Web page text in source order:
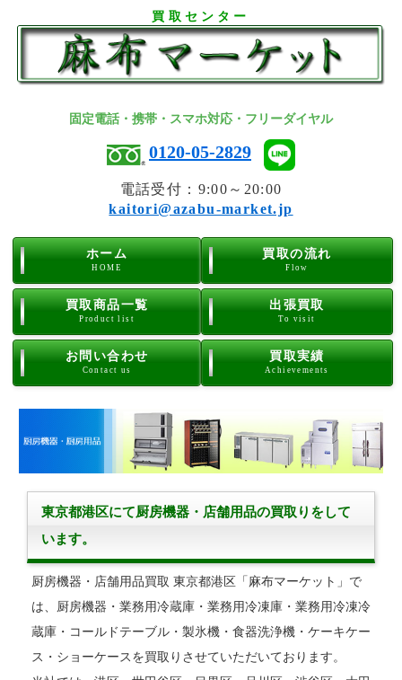
買取センター
固定電話・携帯・スマホ対応・フリーダイヤル
0120-05-2829
電話受付：9:00～20:00
kaitori@azabu-market.jp
ホーム
HOME
買取の流れ
Flow
買取商品一覧
Product list
出張買取
To visit
お問い合わせ
Contact us
買取実績
Achievements
東京都港区にて厨房機器・店舗用品の買取りをして
います。
厨房機器・店舗用品買取 東京都港区「麻布マーケット」で
は、厨房機器・業務用冷蔵庫・業務用冷凍庫・業務用冷凍冷
蔵庫・コールドテーブル・製氷機・食器洗浄機・ケーキケー
ス・ショーケースを買取りさせていただいております。